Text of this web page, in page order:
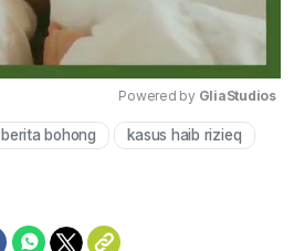
Mute
Powered by GliaStudios
bohong kasus haib rizieq